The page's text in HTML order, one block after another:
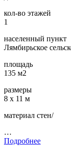
кол-во этажей
1
населенный пункт
Лямбирьское
площадь
135 м2
размеры
8 х 11 м
материал стен/
…
Подробнее